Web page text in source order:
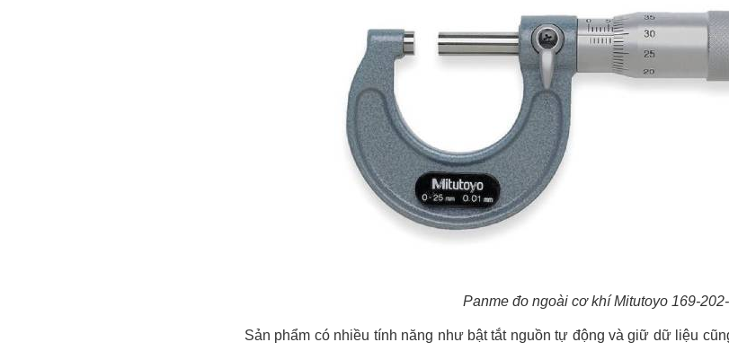
Panme đo ngoài cơ khí Mitutoyo 169-
Sản phẩm có nhiều tính năng như bật tắt nguồn tự động và giữ dữ liệu